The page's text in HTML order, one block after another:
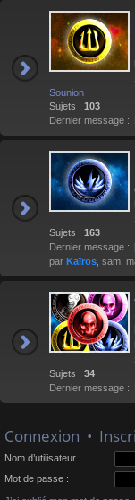
Sounion
Sujets : 103
Dernier message :
Sujets : 163
Dernier message :
par Kaïros , sam.
Sujets : 34
Dernier message :
Connexion •
Nom d’utilisateur :
Mot de passe :